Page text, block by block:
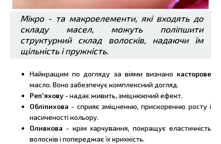
Мікро - та макроелементи, які входять до
складу масел, можуть поліпшити
структурний склад волосків, надаючи їм
щільність і пружність.
Найкращим по догляду за віями визнано касторове
масло. Воно забезпечує комплексний догляд.
Реп'яхову - надає живить, зміцнюючий ефект.
Обліпихова - сприяє зміцненню, прискоренню росту і
насиченості кольору.
Оливкова - крім харчування, покращує еластичність
волосків і попереджає їх крихкість.